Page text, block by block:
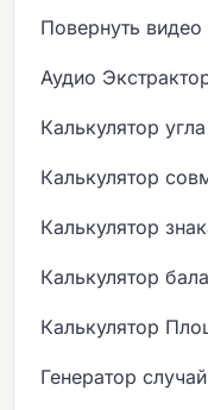
Повернуть видео
Аудио
Калькулятор
Калькулятор
Калькулятор
Калькулятор
Калькулятор
Генератор